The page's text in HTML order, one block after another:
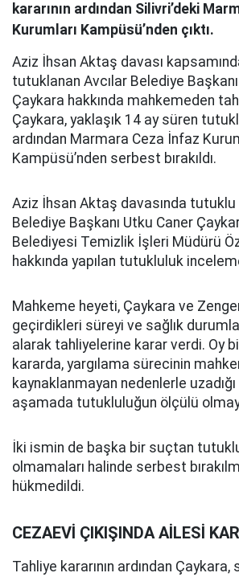
kararının ardından Silivri’deki
Kurumları Kampüsü’nden çıktı.
Aziz İhsan Aktaş davası
tutuklanan Avcılar Belediye
Çaykara hakkında mahkemeden
Çaykara, yaklaşık 14 ay süren
ardından Marmara Ceza İnfaz
Kampüsü’nden serbest bırakıldı.
Aziz İhsan Aktaş davasında tutuklu
Belediye Başkanı Utku Caner
Belediyesi Temizlik İşleri Müdürü
hakkında yapılan tutukluluk
Mahkeme heyeti, Çaykara ve
geçirdikleri süreyi ve sağlık
alarak tahliyelerine karar verdi. Oy
kararda, yargılama sürecinin
kaynaklanmayan nedenlerle
aşamada tutukluluğun ölçülü
İki ismin de başka bir suçtan
olmamaları halinde serbest
hükmedildi.
CEZAEVİ ÇIKIŞINDA AİLESİ
Tahliye kararının ardından